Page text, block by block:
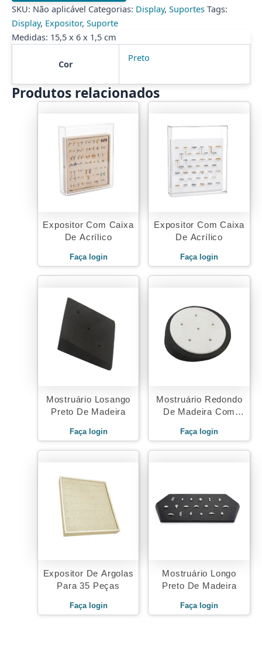
Madeira
quantidade
SKU: Não aplicável Categorias: Display, Suportes Tags:
Display, Expositor, Suporte
Medidas: 15,5 x 6 x 1,5 cm
Cor
Preto
Produtos relacionados
Expositor Com Caixa
De Acrílico
Faça login
Expositor Com Caixa
De Acrílico
Faça login
Mostruário Losango
Preto De Madeira
Faça login
Mostruário Redondo
De Madeira Com
Faça login
Expositor De Argolas
Para 35 Peças
Faça login
Mostruário Longo
Preto De Madeira
Faça login